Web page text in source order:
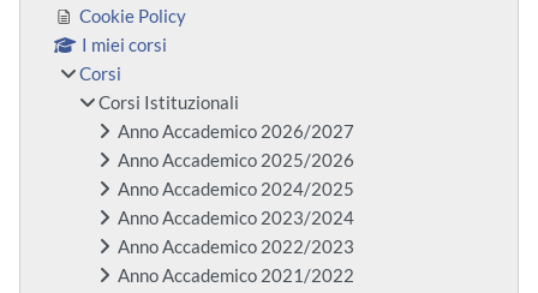
Cookie Policy
I miei corsi
Corsi
Corsi Istituzionali
Anno Accademico 2026/2027
Anno Accademico 2025/2026
Anno Accademico 2024/2025
Anno Accademico 2023/2024
Anno Accademico 2022/2023
Anno Accademico 2021/2022